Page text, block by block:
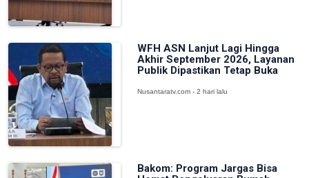
WFH ASN Lanjut Lagi Hingga
Akhir September 2026, Layanan
Publik Dipastikan Tetap Buka
Nusantaratv.com - 2 hari lalu
Bakom: Program Jargas Bisa